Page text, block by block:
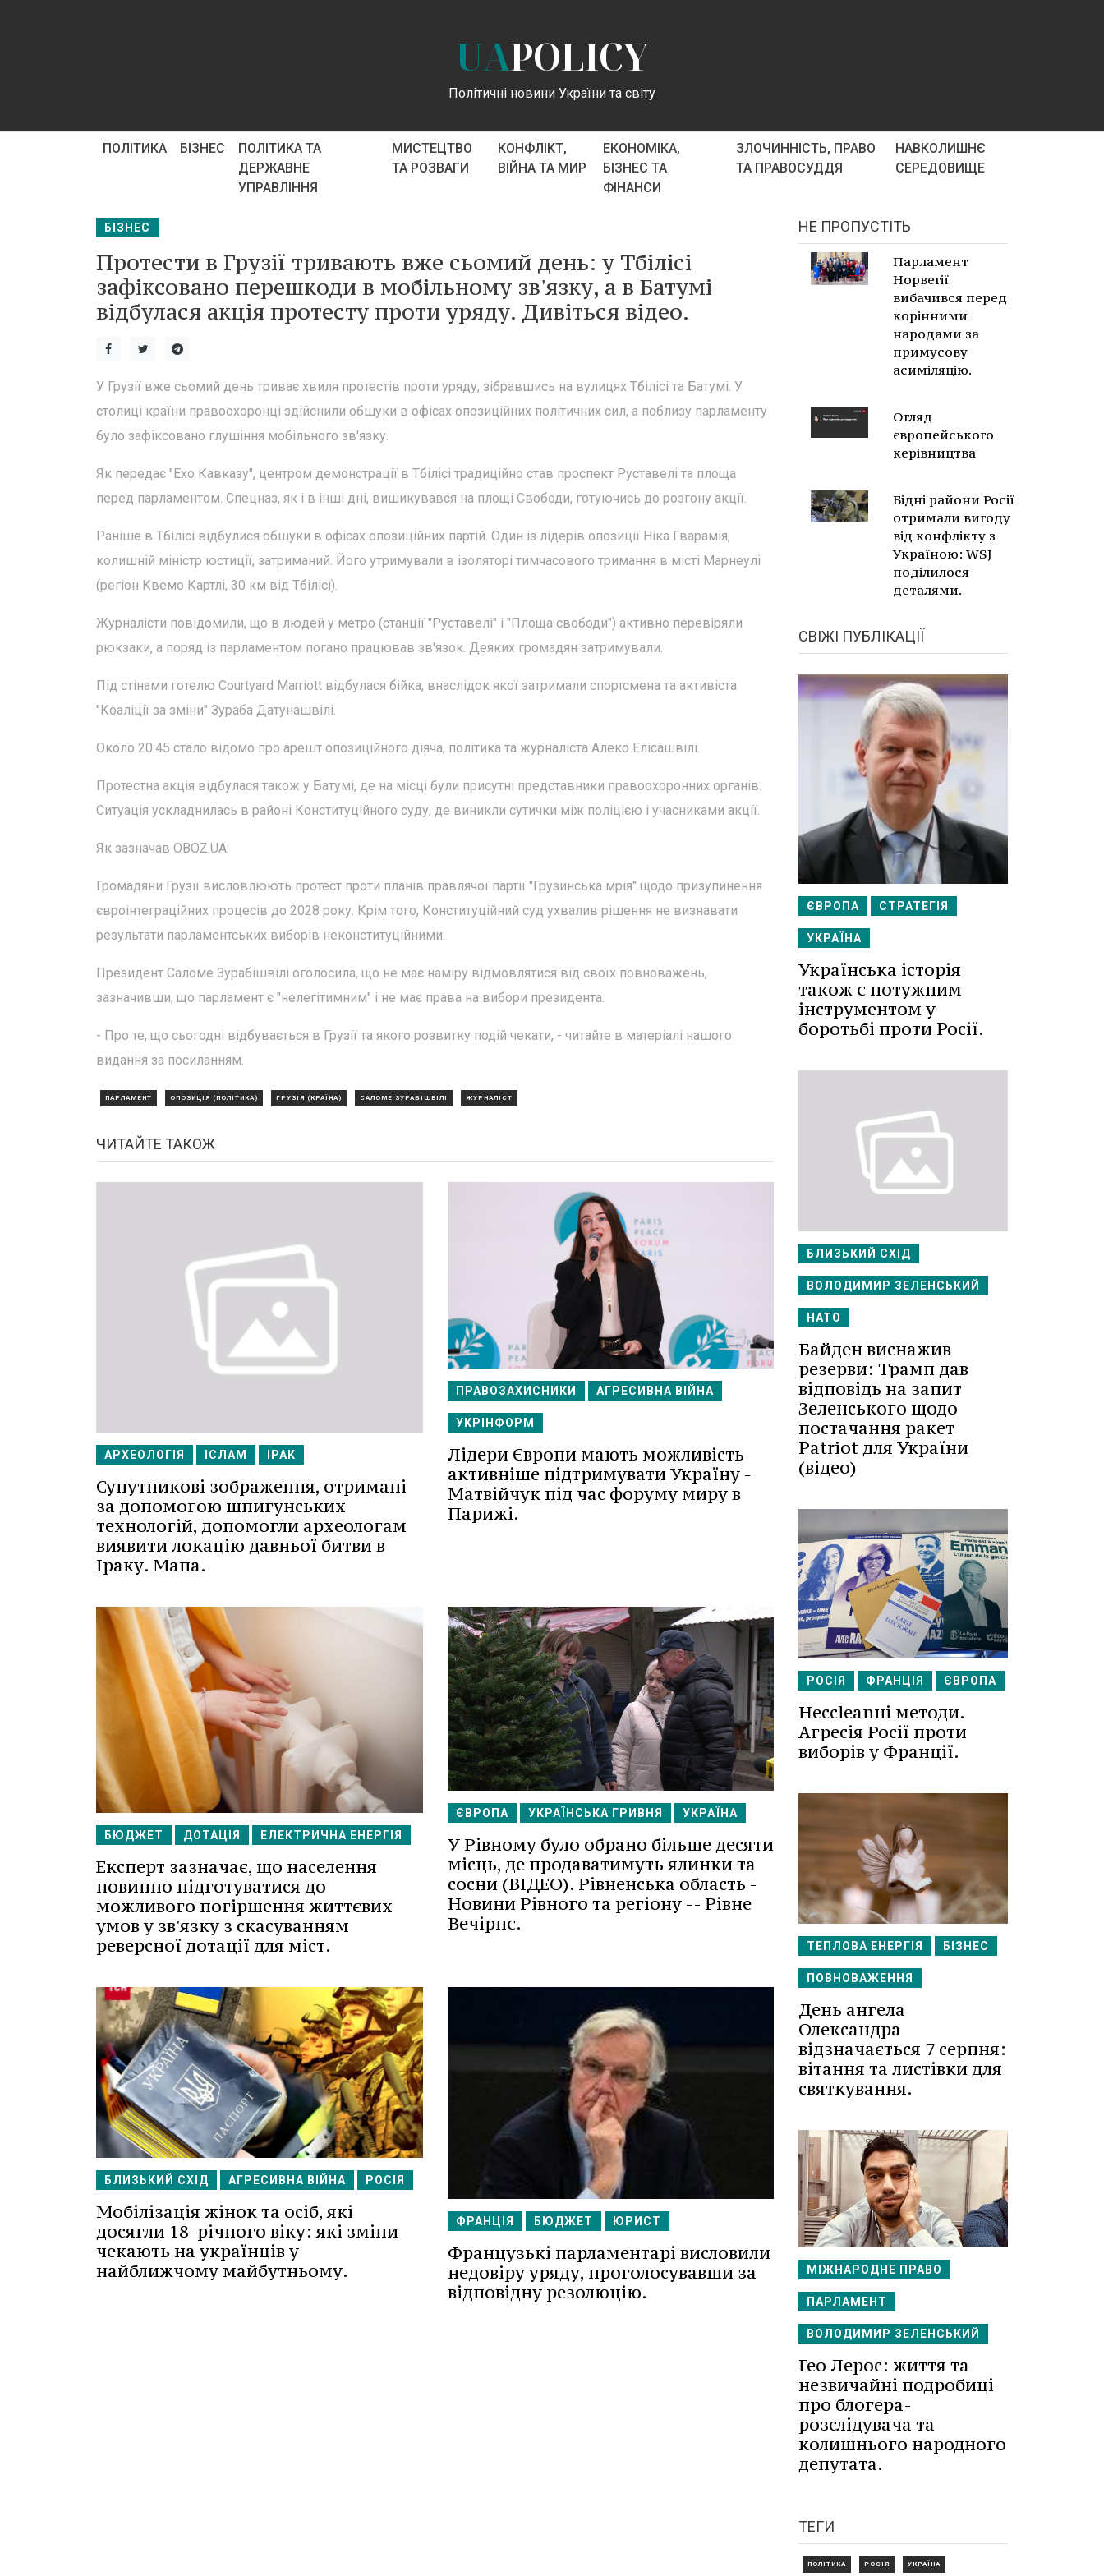
UAPOLICY
Політичні новини України та світу
ПОЛІТИКА БІЗНЕС
ПОЛІТИКА ТА
ДЕРЖАВНЕ
УПРАВЛІННЯ
МИСТЕЦТВО
ТА РОЗВАГИ
КОНФЛІКТ,
ВІЙНА ТА МИР
ЕКОНОМІКА,
БІЗНЕС ТА
ФІНАНСИ
ЗЛОЧИННІСТЬ, ПРАВО
ТА ПРАВОСУДДЯ
НАВКОЛИШНЄ
СЕРЕДОВИЩЕ
БІЗНЕС
Протести в Грузії тривають вже сьомий день: у Тбілісі
зафіксовано перешкоди в мобільному зв'язку, а в Батумі
відбулася акція протесту проти уряду. Дивіться відео.
У Грузії вже сьомий день триває хвиля протестів проти уряду, зібравшись на вулицях Тбілісі та Батумі. У
столиці країни правоохоронці здійснили обшуки в офісах опозиційних політичних сил, а поблизу парламенту
було зафіксовано глушіння мобільного зв'язку.
Як передає "Ехо Кавказу", центром демонстрації в Тбілісі традиційно став проспект Руставелі та площа
перед парламентом. Спецназ, як і в інші дні, вишикувався на площі Свободи, готуючись до розгону акції.
Раніше в Тбілісі відбулися обшуки в офісах опозиційних партій. Один із лідерів опозиції Ніка Гварамія,
колишній міністр юстиції, затриманий. Його утримували в ізоляторі тимчасового тримання в місті Марнеулі
(регіон Квемо Картлі, 30 км від Тбілісі).
Журналісти повідомили, що в людей у метро (станції "Руставелі" і "Площа свободи") активно перевіряли
рюкзаки, а поряд із парламентом погано працював зв'язок. Деяких громадян затримували.
Під стінами готелю Courtyard Marriott відбулася бійка, внаслідок якої затримали спортсмена та активіста
"Коаліції за зміни" Зураба Датунашвілі.
Около 20:45 стало відомо про арешт опозиційного діяча, політика та журналіста Алеко Елісашвілі.
Протестна акція відбулася також у Батумі, де на місці були присутні представники правоохоронних органів.
Ситуація ускладнилась в районі Конституційного суду, де виникли сутички між поліцією і учасниками акції.
Як зазначав OBOZ.UA:
Громадяни Грузії висловлюють протест проти планів правлячої партії "Грузинська мрія" щодо призупинення
євроінтеграційних процесів до 2028 року. Крім того, Конституційний суд ухвалив рішення не визнавати
результати парламентських виборів неконституційними.
Президент Саломе Зурабішвілі оголосила, що не має наміру відмовлятися від своїх повноважень,
зазначивши, що парламент є "нелегітимним" і не має права на вибори президента.
- Про те, що сьогодні відбувається в Грузії та якого розвитку подій чекати, - читайте в матеріалі нашого
видання за посиланням.
ПАРЛАМЕНТ ОПОЗИЦІЯ (ПОЛІТИКА) ГРУЗІЯ (КРАЇНА) САЛОМЕ ЗУРАБІШВІЛІ ЖУРНАЛІСТ
ЧИТАЙТЕ ТАКОЖ
АРХЕОЛОГІЯ ІСЛАМ ІРАК
Супутникові зображення, отримані
за допомогою шпигунських
технологій, допомогли археологам
виявити локацію давньої битви в
Іраку. Мапа.
ПРАВОЗАХИСНИКИ АГРЕСИВНА ВІЙНА
УКРІНФОРМ
Лідери Європи мають можливість
активніше підтримувати Україну -
Матвійчук під час форуму миру в
Парижі.
БЮДЖЕТ ДОТАЦІЯ ЕЛЕКТРИЧНА ЕНЕРГІЯ
Експерт зазначає, що населення
повинно підготуватися до
можливого погіршення життєвих
умов у зв'язку з скасуванням
реверсної дотації для міст.
ЄВРОПА УКРАЇНСЬКА ГРИВНЯ УКРАЇНА
У Рівному було обрано більше десяти
місць, де продаватимуть ялинки та
сосни (ВІДЕО). Рівненська область -
Новини Рівного та регіону -- Рівне
Вечірнє.
БЛИЗЬКИЙ СХІД АГРЕСИВНА ВІЙНА РОСІЯ
Мобілізація жінок та осіб, які
досягли 18-річного віку: які зміни
чекають на українців у
найближчому майбутньому.
ФРАНЦІЯ БЮДЖЕТ ЮРИСТ
Французькі парламентарі висловили
недовіру уряду, проголосувавши за
відповідну резолюцію.
НЕ ПРОПУСТІТЬ
Парламент
Норвегії
вибачився перед
корінними
народами за
примусову
асиміляцію.
Огляд
європейського
керівництва
Бідні райони Росії
отримали вигоду
від конфлікту з
Україною: WSJ
поділилося
деталями.
СВІЖІ ПУБЛІКАЦІЇ
ЄВРОПА СТРАТЕГІЯ
УКРАЇНА
Українська історія
також є потужним
інструментом у
боротьбі проти Росії.
БЛИЗЬКИЙ СХІД
ВОЛОДИМИР ЗЕЛЕНСЬКИЙ
НАТО
Байден виснажив
резерви: Трамп дав
відповідь на запит
Зеленського щодо
постачання ракет
Patriot для України
(відео)
РОСІЯ ФРАНЦІЯ ЄВРОПА
Несcleanні методи.
Агресія Росії проти
виборів у Франції.
ТЕПЛОВА ЕНЕРГІЯ БІЗНЕС
ПОВНОВАЖЕННЯ
День ангела
Олександра
відзначається 7 серпня:
вітання та листівки для
святкування.
МІЖНАРОДНЕ ПРАВО
ПАРЛАМЕНТ
ВОЛОДИМИР ЗЕЛЕНСЬКИЙ
Гео Лерос: життя та
незвичайні подробиці
про блогера-
розслідувача та
колишнього народного
депутата.
ТЕГИ
ПОЛІТИКА РОСІЯ УКРАЇНА